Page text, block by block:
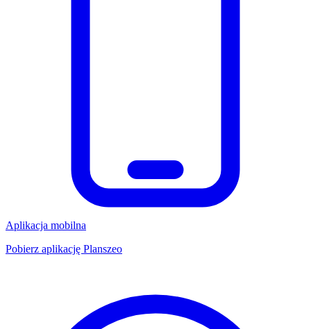
Aplikacja mobilna
Pobierz aplikację Planszeo